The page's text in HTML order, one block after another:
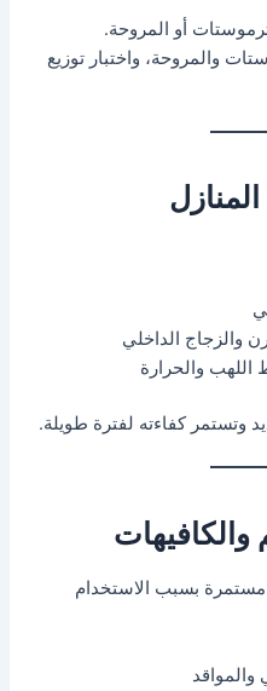
أو المروحة.
والمروحة، واختبار توزيع
والزجاج الداخلي
والحرارة
وتستمر كفاءته لفترة طويلة.
مستمرة بسبب الاستخدام